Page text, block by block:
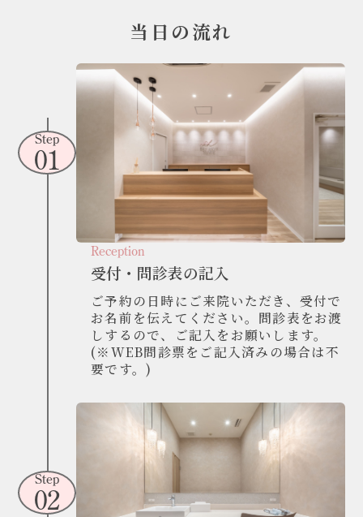
当日の流れ
Step
01
Reception
受付・問診表の記入
ご予約の日時にご来院いただき、受付で
お名前を伝えてください。問診表をお渡
しするので、ご記入をお願いします。
(※WEB問診票をご記入済みの場合は不
要です。)
Step
02